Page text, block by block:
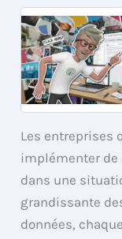
Les entreprises
implémenter
dans une
grandissante
données,